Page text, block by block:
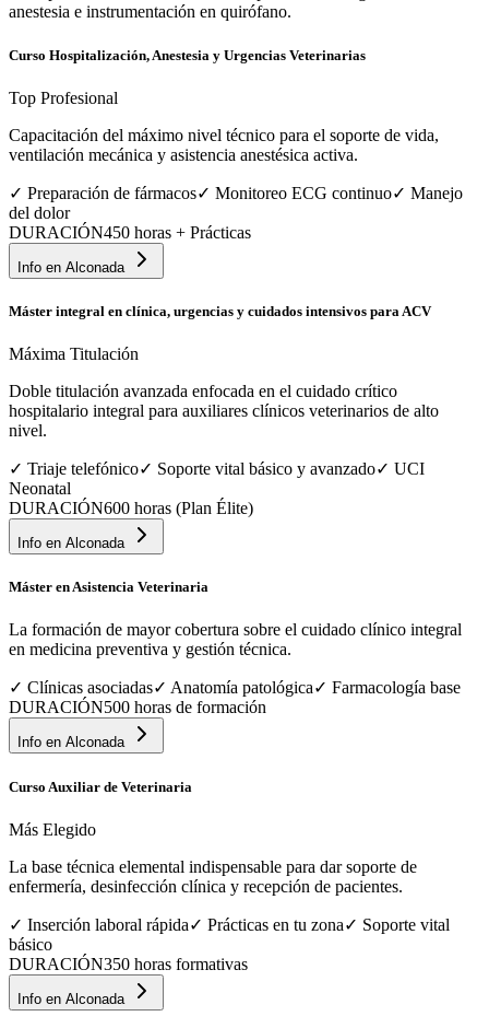
anestesia e instrumentación en quirófano.
Curso Hospitalización, Anestesia y Urgencias Veterinarias
Top Profesional
Capacitación del máximo nivel técnico para el soporte de vida,
ventilación mecánica y asistencia anestésica activa.
✓ Preparación de fármacos✓ Monitoreo ECG continuo✓ Manejo
del dolor
DURACIÓN450 horas + Prácticas
Info en Alconada
Máster integral en clínica, urgencias y cuidados intensivos para ACV
Máxima Titulación
Doble titulación avanzada enfocada en el cuidado crítico
hospitalario integral para auxiliares clínicos veterinarios de alto
nivel.
✓ Triaje telefónico✓ Soporte vital básico y avanzado✓ UCI
Neonatal
DURACIÓN600 horas (Plan Élite)
Info en Alconada
Máster en Asistencia Veterinaria
La formación de mayor cobertura sobre el cuidado clínico integral
en medicina preventiva y gestión técnica.
✓ Clínicas asociadas✓ Anatomía patológica✓ Farmacología base
DURACIÓN500 horas de formación
Info en Alconada
Curso Auxiliar de Veterinaria
Más Elegido
La base técnica elemental indispensable para dar soporte de
enfermería, desinfección clínica y recepción de pacientes.
✓ Inserción laboral rápida✓ Prácticas en tu zona✓ Soporte vital
básico
DURACIÓN350 horas formativas
Info en Alconada